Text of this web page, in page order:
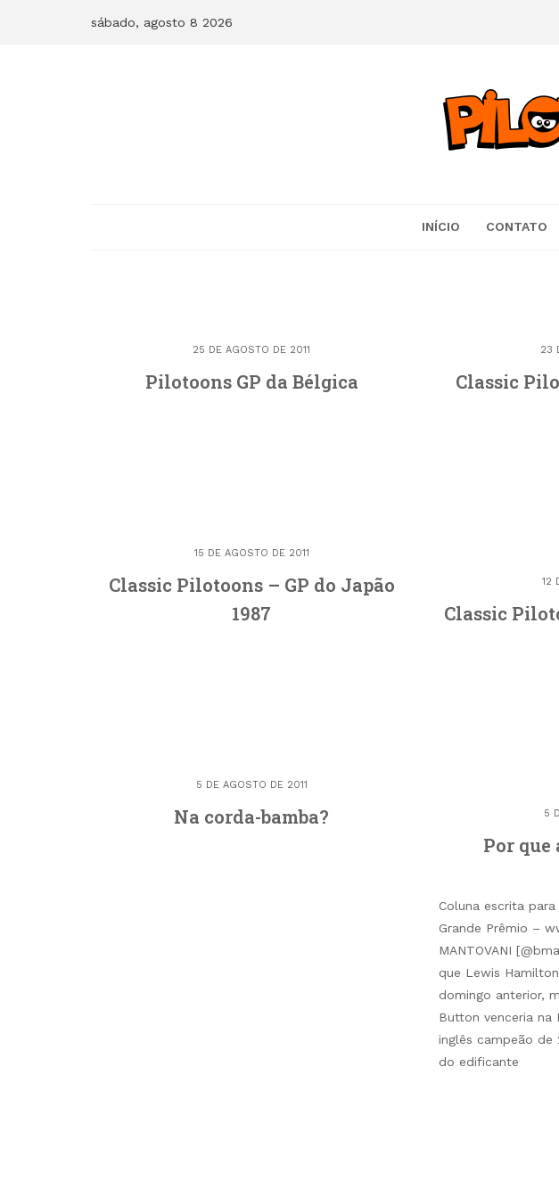
sábado, agosto 8 2026
INÍCIO CONTATO
25 DE AGOSTO DE 2011
Pilotoons GP da Bélgica
23
Classic
15 DE AGOSTO DE 2011
Classic Pilotoons – GP do Japão
1987
12
Classic
5 DE AGOSTO DE 2011
Na corda-bamba? 5
Por que
Coluna escrita
Grande Prêmio –
MANTOVANI
que Lewis
domingo anterior,
Button venceria na
inglês campeão de
do edificante